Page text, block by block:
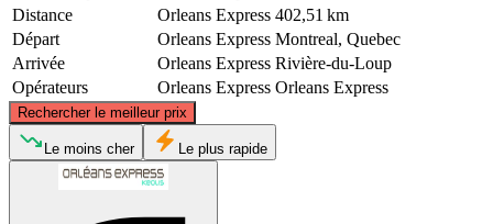
Distance
Orleans Express 402,51 km
Départ
Orleans Express Montreal, Quebec
Arrivée
Orleans Express Rivière-du-Loup
Opérateurs
Orleans Express Orleans Express
Rechercher le meilleur prix
©CARTO, ©OpenStreetMapcontributors
Le moins cher Le plus rapide